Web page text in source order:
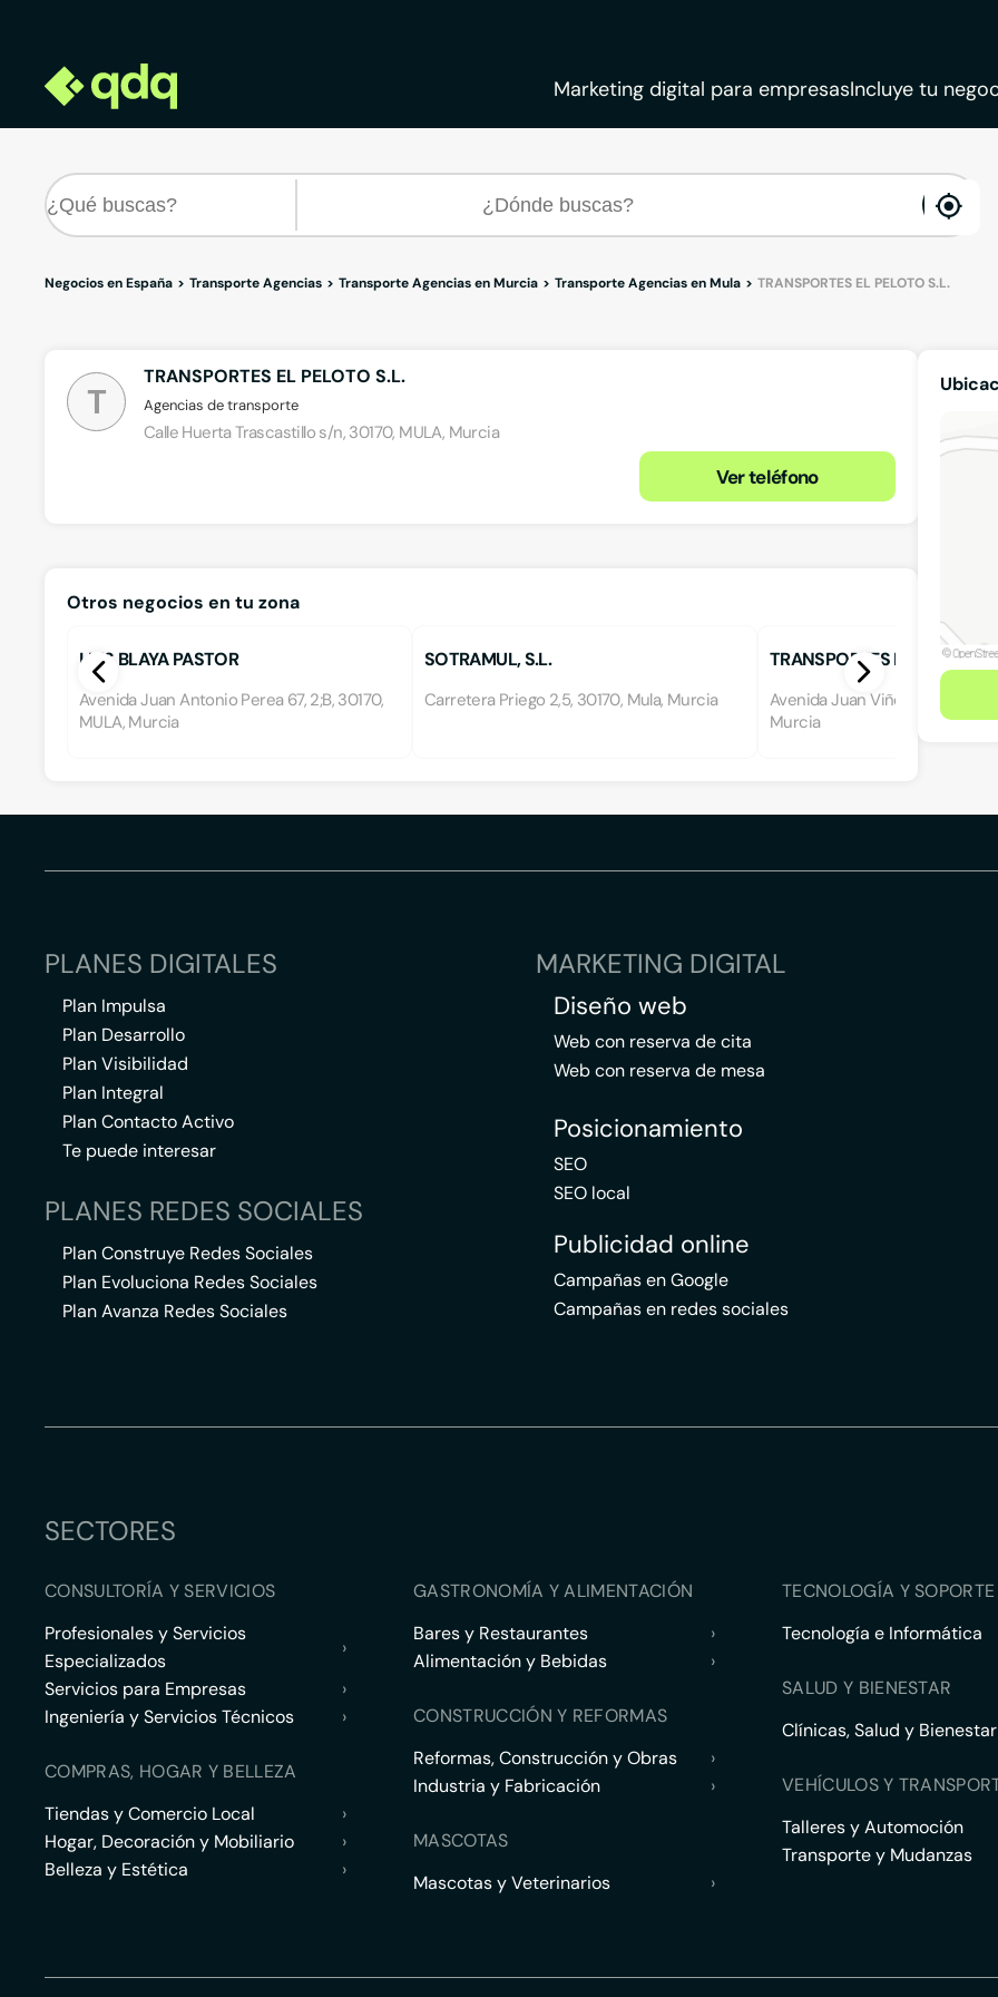
Marketing digital para empresasIncluye tu
Negocios en España Transporte Agencias Transporte Agencias en Murcia Transporte Agencias en Mula TRANSPORTES EL PELOTO S.L.
T
TRANSPORTES EL PELOTO S.L.
Agencias de transporte
Calle Huerta Trascastillo s/n, 30170, MULA, Murcia
Ver teléfono
Otros negocios en tu zona
LUIS BLAYA PASTOR
Avenida Juan Antonio Perea 67, 2;B, 30170,
MULA, Murcia
SOTRAMUL, S.L.
Carretera Priego 2,5, 30170, Mula, Murcia
TRANSPORTES MIGUEL PÁEZ
Avenida Juan Viñegla 44, 30170,
Murcia
PLANES DIGITALES
Plan Impulsa
Plan Desarrollo
Plan Visibilidad
Plan Integral
Plan Contacto Activo
Te puede interesar
PLANES REDES SOCIALES
Plan Construye Redes Sociales
Plan Evoluciona Redes Sociales
Plan Avanza Redes Sociales
MARKETING DIGITAL
Diseño web
Web con reserva de cita
Web con reserva de mesa
Posicionamiento
SEO
SEO local
Publicidad online
Campañas en Google
Campañas en redes sociales
SECTORES
CONSULTORÍA Y SERVICIOS
Profesionales y Servicios
Especializados
›
Servicios para Empresas
›
Ingeniería y Servicios Técnicos
›
COMPRAS, HOGAR Y BELLEZA
Tiendas y Comercio Local
›
Hogar, Decoración y Mobiliario
›
Belleza y Estética
›
GASTRONOMÍA Y ALIMENTACIÓN
Bares y Restaurantes
›
Alimentación y Bebidas
›
CONSTRUCCIÓN Y REFORMAS
Reformas, Construcción y Obras
›
Industria y Fabricación
›
MASCOTAS
Mascotas y Veterinarios
›
TECNOLOGÍA Y
Tecnología e Informática
SALUD Y BIENESTAR
Clínicas, Salud y Bienestar
VEHÍCULOS Y
Talleres y Automoción
Transporte y Mudanzas